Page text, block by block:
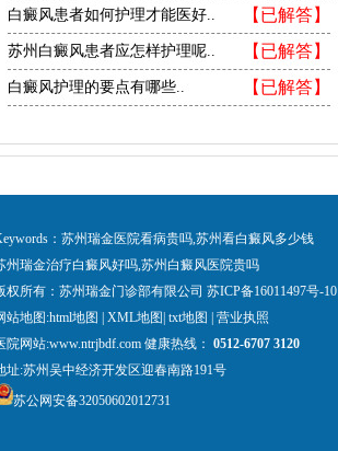
【已解答】
白癜风患者如何护理才能医好..
【已解答】
苏州白癜风患者应怎样护理呢..
【已解答】
白癜风护理的要点有哪些..
：苏州瑞金医院看病贵吗,苏州看白癜风多少钱
州瑞金治疗白癜风好吗,苏州白癜风医院贵吗
权所有：苏州瑞金门诊部有限公司 苏ICP备16011497号-10
站地图:html地图 XML地图 txt地图
营业执照
院网站:www.ntrjbdf.com 健康热线： 0512-6707 3120
址:苏州吴中经济开发区迎春南路191号
苏公网安备32050602012731